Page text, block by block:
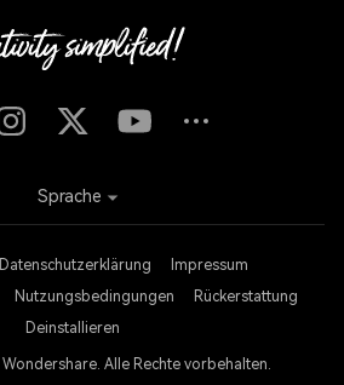
Datenschutzerklärung
Impressum
Nutzungsbedingungen
Rückerstattung
Deinstallieren
Wondershare. Alle Rechte vorbehalten.
Sprache